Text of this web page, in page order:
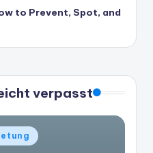
to Prevent, Spot, and
verpasst